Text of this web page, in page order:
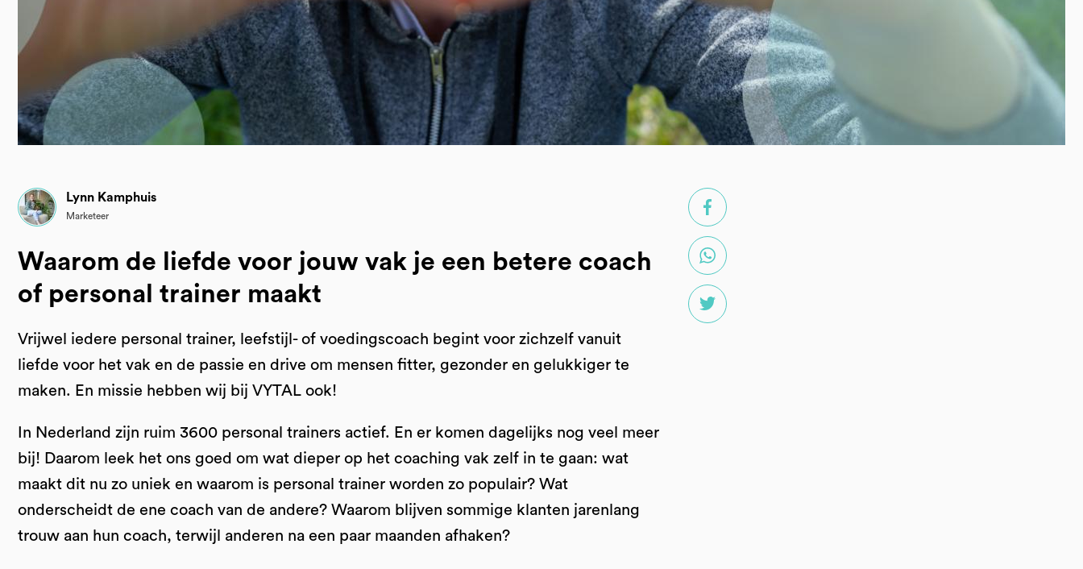
Lynn Kamphuis
Marketeer
Waarom de liefde voor jouw vak je een betere coach
of personal trainer maakt
Vrijwel iedere personal trainer, leefstijl- of voedingscoach begint voor zichzelf vanuit
liefde voor het vak en de passie en drive om mensen fitter, gezonder en gelukkiger te
maken. En missie hebben wij bij VYTAL ook!
In Nederland zijn ruim 3600 personal trainers actief. En er komen dagelijks nog veel meer
bij! Daarom leek het ons goed om wat dieper op het coaching vak zelf in te gaan: wat
maakt dit nu zo uniek en waarom is personal trainer worden zo populair? Wat
onderscheidt de ene coach van de andere? Waarom blijven sommige klanten jarenlang
trouw aan hun coach, terwijl anderen na een paar maanden afhaken?